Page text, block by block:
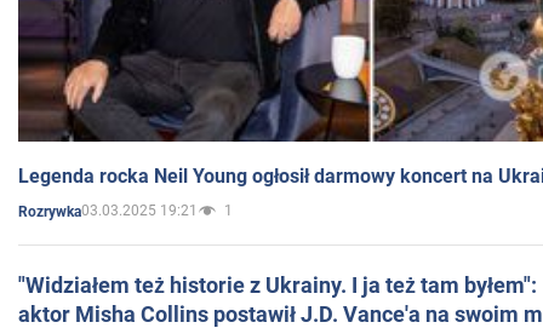
Legenda rocka Neil Young ogłosił darmowy koncert na
Rozrywka03.03.2025 19:21 1
"Widziałem też historie z Ukrainy. I ja też tam
aktor Misha Collins postawił J.D. Vance'a na swoim